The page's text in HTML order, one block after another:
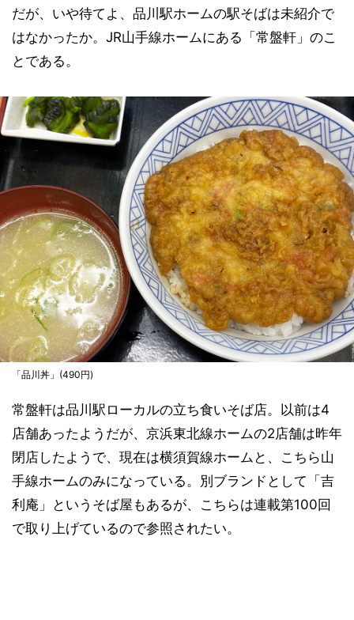
だが、いや待てよ、品川駅ホームの駅そばは未紹介で
はなかったか。JR山手線ホームにある「常盤軒」のこ
とである。
「品川丼」(490円)
常盤軒は品川駅ローカルの立ち食いそば店。以前は4
店舗あったようだが、京浜東北線ホームの2店舗は昨年
閉店したようで、現在は横須賀線ホームと、こちら山
手線ホームのみになっている。別ブランドとして「吉
利庵」というそば屋もあるが、こちらは連載第100回
で取り上げているので参照されたい。